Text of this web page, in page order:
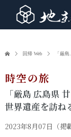
回帰 Web 「厳島
時空の旅
「厳島 広島県
世界遺産を訪ね
2023年8月07日 （